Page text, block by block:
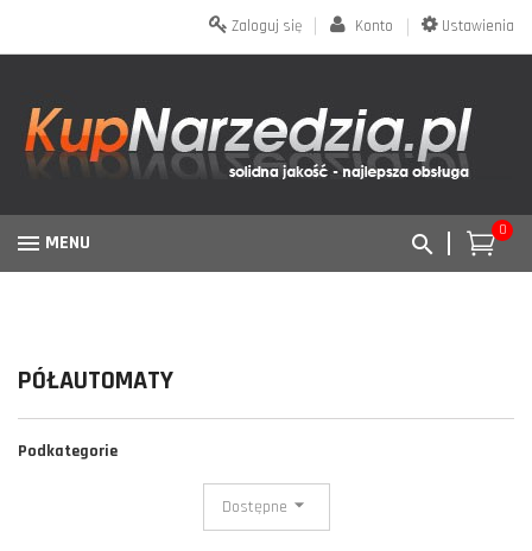
Ustawienia
Konto
Zaloguj się
0
MENU
PÓŁAUTOMATY
Podkategorie
Dostępne